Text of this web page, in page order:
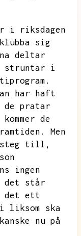
i riksdagen
sig
deltar
struntar i
har haft
de pratar
de
Men
steg till,
ingen
det står
det ett
liksom ska
nu på